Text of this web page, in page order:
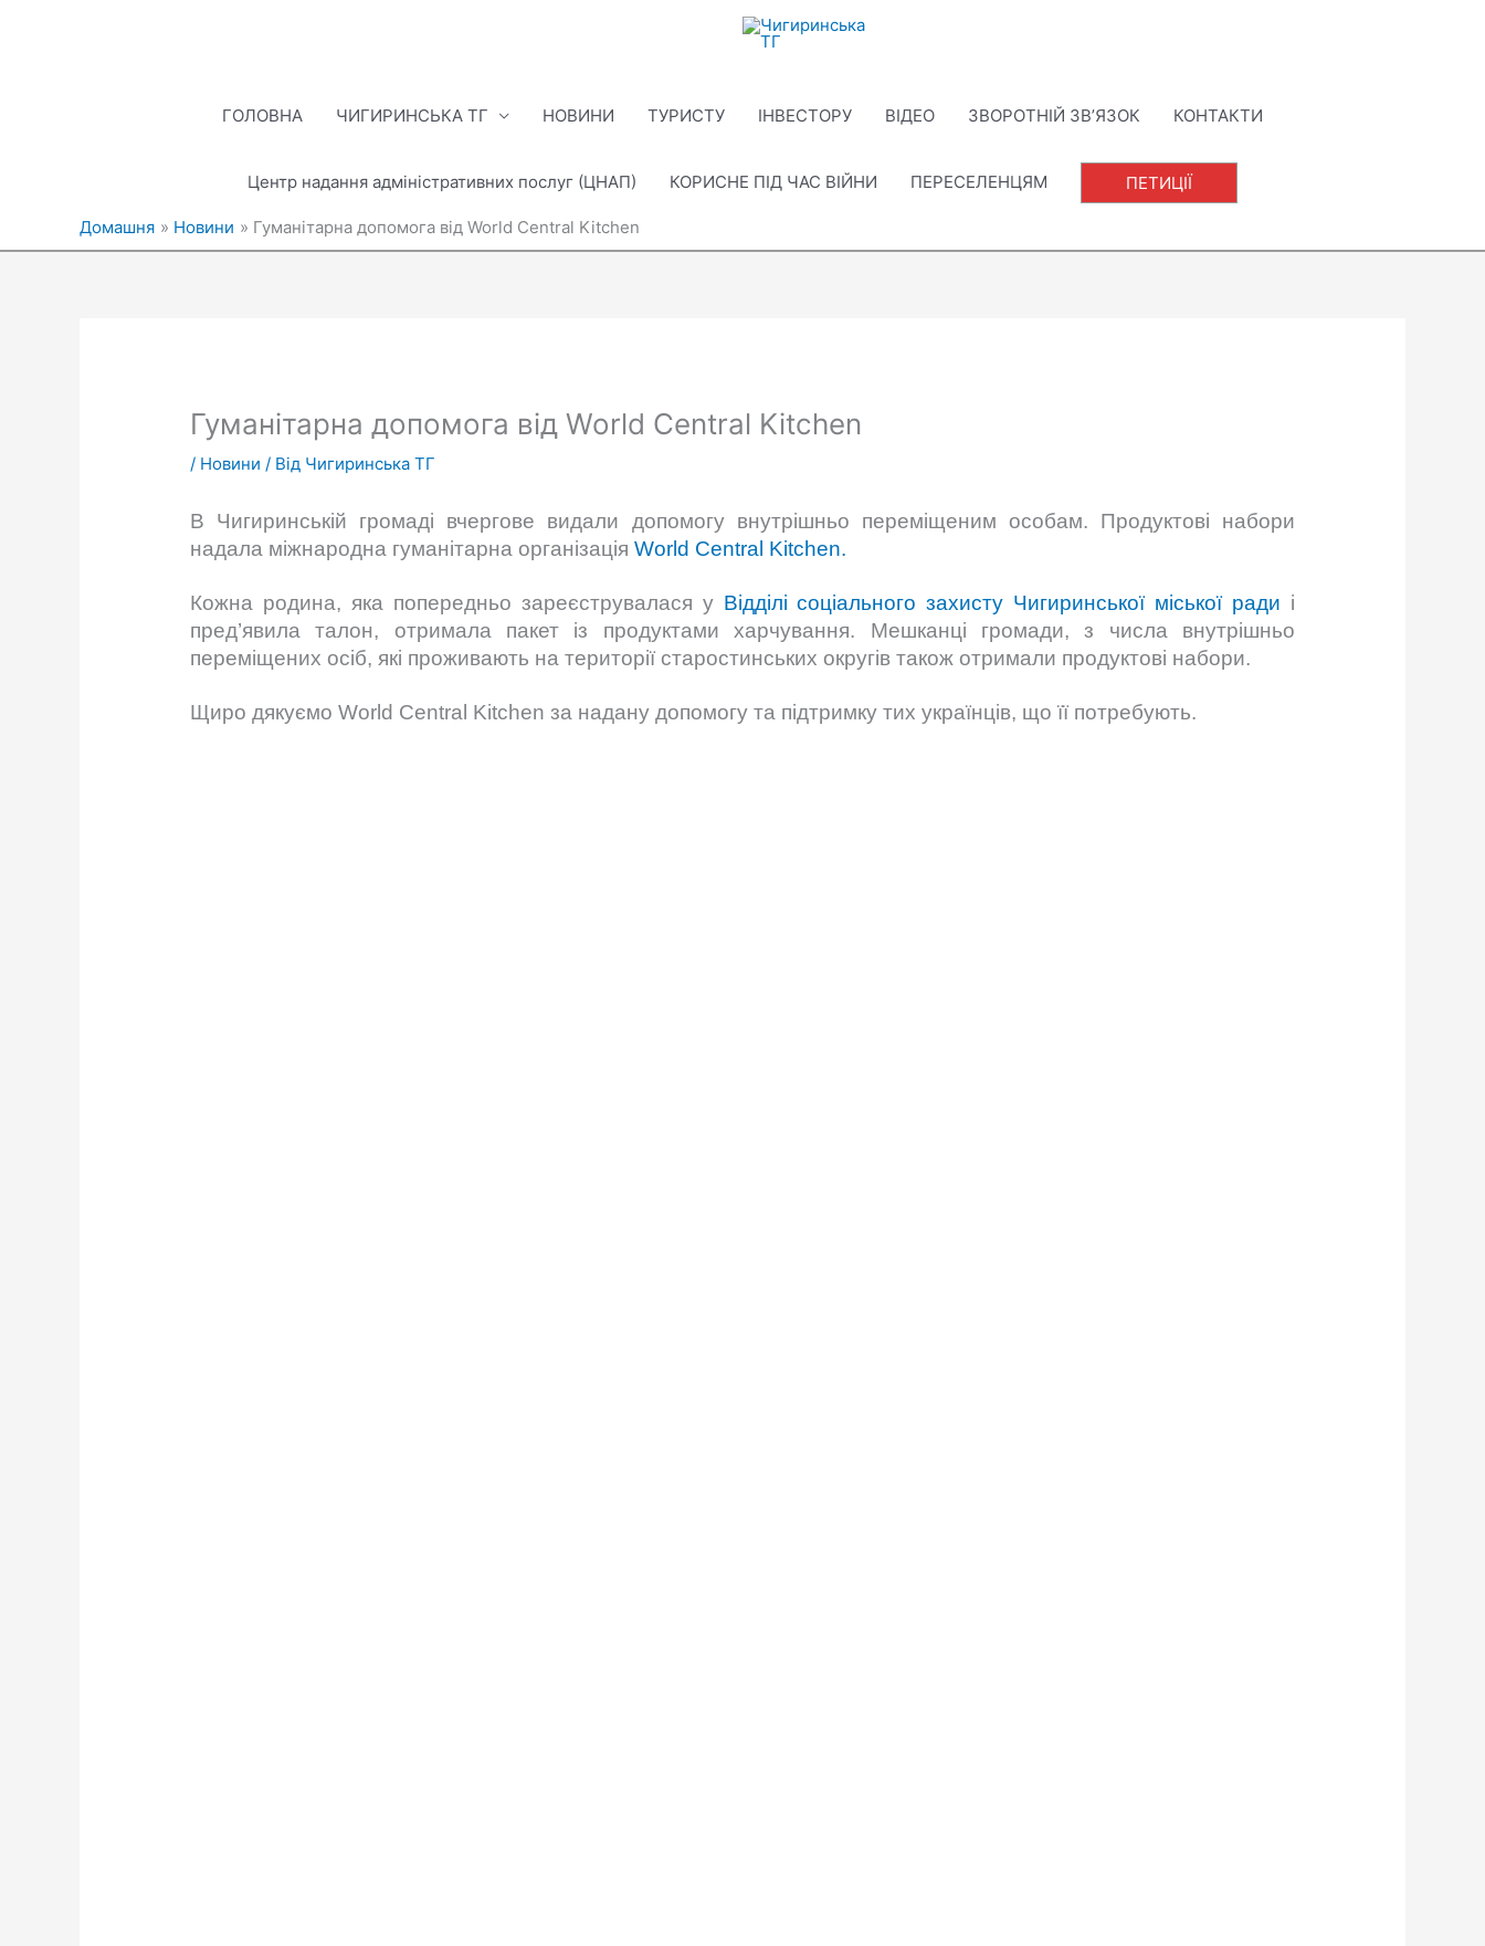
ГОЛОВНА ЧИГИРИНСЬКА ТГ НОВИНИ ТУРИСТУ ІНВЕСТОРУ ВІДЕО ЗВОРОТНІЙ ЗВ’ЯЗОК КОНТАКТИ
Центр надання адміністративних послуг (ЦНАП) КОРИСНЕ ПІД ЧАС ВІЙНИ ПЕРЕСЕЛЕНЦЯМ ПЕТИЦІЇ
Домашня Новини Гуманітарна допомога від World Central Kitchen
Гуманітарна допомога від World Central Kitchen
/ Новини / Від Чигиринська ТГ
В Чигиринській громаді вчергове видали допомогу внутрішньо переміщеним особам. Продуктові набори
надала міжнародна гуманітарна організаціяWorld Central Kitchen.
Кожна родина, яка попередньо зареєструвалася у Відділі соціального захисту Чигиринської міської ради і
пред’явила талон, отримала пакет із продуктами харчування. Мешканці громади, з числа внутрішньо
переміщених осіб, які проживають на території старостинських округів також отримали продуктові набори.
Щиро дякуємо World Central Kitchen за надану допомогу та підтримку тих українців, що її потребують.